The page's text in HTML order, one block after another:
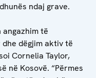
ndaj grave.
të
dëgjim aktiv të
Cornelia Taylor,
në Kosovë. “Përmes